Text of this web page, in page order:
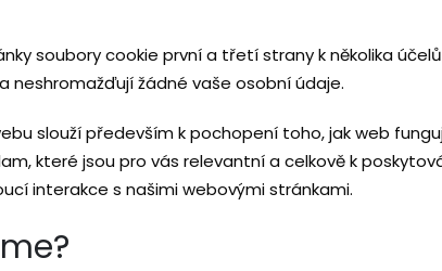
soubory cookie první a třetí strany k několika
žádné vaše osobní údaje.
slouží především k pochopení toho, jak web
které jsou pro vás relevantní a celkově k
interakce s našimi webovými stránkami.